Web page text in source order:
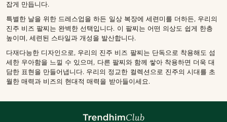
잡게 만듭니다.
특별한 날을 위한 드레스업을 하든 일상 복장에 세련미를 더하든, 우리의
진주 비즈 팔찌는 완벽한 선택입니다. 이 팔찌는 어떤 의상도 쉽게 한층
높이며, 세련된 스타일과 개성을 발산합니다.
다재다능한 디자인으로, 우리의 진주 비즈 팔찌는 단독으로 착용해도 섬
세한 우아함을 느낄 수 있으며, 다른 팔찌와 함께 쌓아 착용하면 더욱 대
담한 표현을 만들어냅니다. 우리의 정교한 컬렉션으로 진주의 시대를 초
월한 매력과 비즈의 현대적 매력을 받아들이세요.